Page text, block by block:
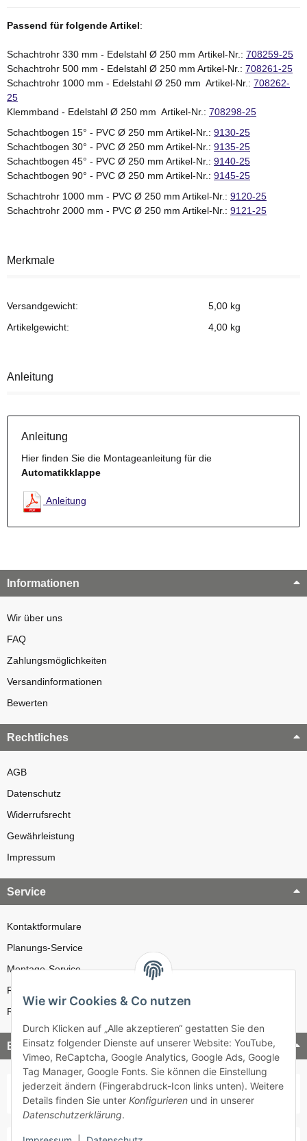
Passend für folgende Artikel:
Schachtrohr 330 mm - Edelstahl Ø 250 mm Artikel-Nr.: 708259-25
Schachtrohr 500 mm - Edelstahl Ø 250 mm Artikel-Nr.: 708261-25
Schachtrohr 1000 mm - Edelstahl Ø 250 mm Artikel-Nr.: 708262-
25
Klemmband - Edelstahl Ø 250 mm Artikel-Nr.: 708298-25
Schachtbogen 15° - PVC Ø 250 mm Artikel-Nr.: 9130-25
Schachtbogen 30° - PVC Ø 250 mm Artikel-Nr.: 9135-25
Schachtbogen 45° - PVC Ø 250 mm Artikel-Nr.: 9140-25
Schachtbogen 90° - PVC Ø 250 mm Artikel-Nr.: 9145-25
Schachtrohr 1000 mm - PVC Ø 250 mm Artikel-Nr.: 9120-25
Schachtrohr 2000 mm - PVC Ø 250 mm Artikel-Nr.: 9121-25
Merkmale
Versandgewicht:
5,00 kg
Artikelgewicht:
4,00 kg
Anleitung
Anleitung
Hier finden Sie die Montageanleitung für die
Automatikklappe
Anleitung
Informationen
Wir über uns
FAQ
Zahlungsmöglichkeiten
Versandinformationen
Bewerten
Rechtliches
AGB
Datenschutz
Widerrufsrecht
Gewährleistung
Impressum
Service
Kontaktformulare
Planungs-Service
Montage-Service
Reparatur-Service
Retouren-Service
Bezahlung & Versand
Wie wir Cookies & Co nutzen
Durch Klicken auf „Alle akzeptieren“ gestatten Sie den
Einsatz folgender Dienste auf unserer Website: YouTube,
Vimeo, ReCaptcha, Google Analytics, Google Ads, Google
Tag Manager, Google Fonts. Sie können die Einstellung
jederzeit ändern (Fingerabdruck-Icon links unten). Weitere
Details finden Sie unter Konfigurieren und in unserer
Datenschutzerklärung.